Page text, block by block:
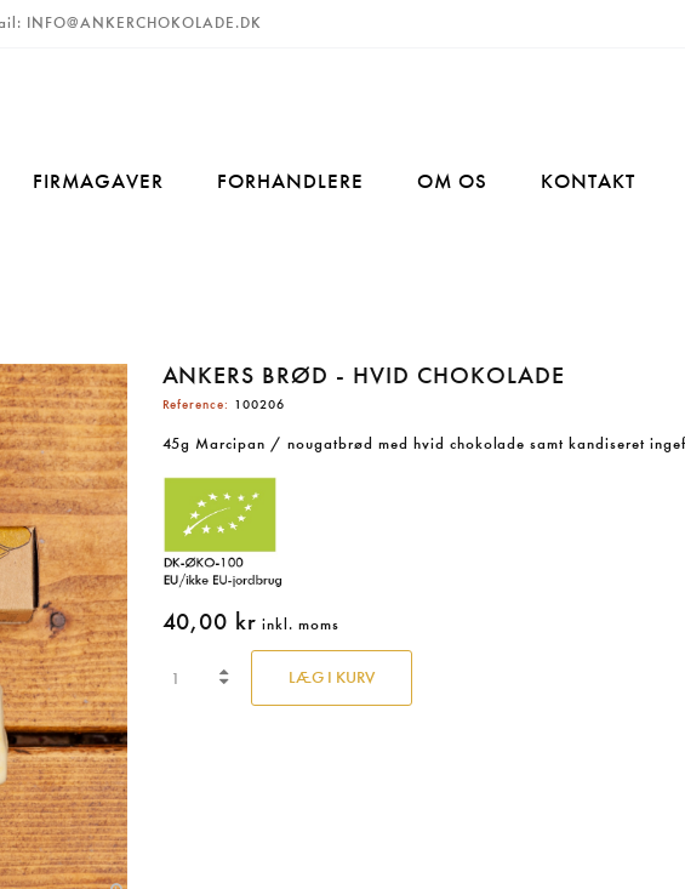
INFO@ANKERCHOKOLADE.DK
FIRMAGAVER FORHANDLERE OM OS KONTAKT
ANKERS BRØD - HVID CHOKOLADE
Reference: 100206
45g Marcipan / nougatbrød med hvid chokolade samt kandiseret
40,00 kr inkl. moms
LÆG I KURV